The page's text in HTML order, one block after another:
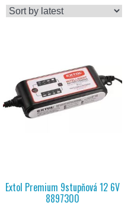
Extol Premium 9stupňová 12 6V
8897300